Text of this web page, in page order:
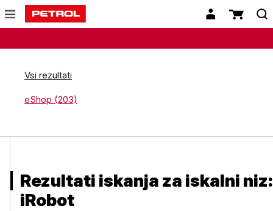
Vsi rezultati
eShop (203)
Rezultati iskanja za iskalni niz:
iRobot